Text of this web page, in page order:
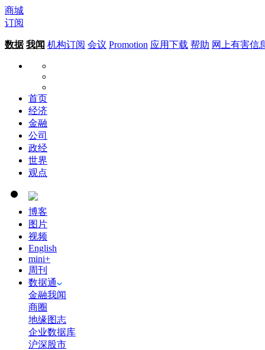
商城
订阅
数据 我闻 机构订阅 会议 Promotion 应用下载 帮助 网上有害信
首页
经济
金融
公司
政经
世界
观点
博客
图片
视频
English
mini+
周刊
数据通
金融我闻
商圈
地缘图志
企业数据库
沪深股市